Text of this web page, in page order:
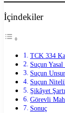
İçindekiler
TCK 334
Suçun
Suçun
Suçun
Şikâyet
Görevli
Sonuç